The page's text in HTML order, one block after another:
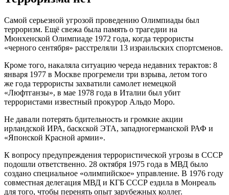
Самой серьезной угрозой проведению Олимпиады был
терроризм. Ещё свежа была память о трагедии на
Мюнхенской Олимпиаде 1972 года, когда террористы
«черного сентября» расстреляли 13 израильских спортсменов.
Кроме того, накаляла ситуацию череда недавних терактов: 8
января 1977 в Москве прогремели три взрыва, летом того
же года террористы захватили самолет немецкой
«Люфтганзы», в мае 1978 года в Италии был убит
террористами известный прокурор Альдо Моро.
Не давали потерять бдительность и громкие акции
ирландской ИРА, баскской ЭТА, западногерманской РАФ и
«Японской Красной армии».
К вопросу предупреждения террористической угрозы в СССР
подошли ответственно. 28 октября 1975 года в МВД было
создано специальное «олимпийское» управление. В 1976 году
совместная делегация МВД и КГБ СССР ездила в Монреаль
для того, чтобы перенять опыт зарубежных коллег.